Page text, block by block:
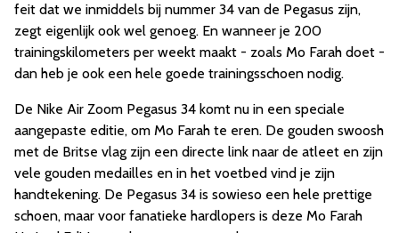
feit dat we inmiddels bij nummer 34 van de Pegasus zijn,
zegt eigenlijk ook wel genoeg. En wanneer je 200
trainingskilometers per weekt maakt - zoals Mo Farah doet -
dan heb je ook een hele goede trainingsschoen nodig.
De Nike Air Zoom Pegasus 34 komt nu in een speciale
aangepaste editie, om Mo Farah te eren. De gouden swoosh
met de Britse vlag zijn een directe link naar de atleet en zijn
vele gouden medailles en in het voetbed vind je zijn
handtekening. De Pegasus 34 is sowieso een hele prettige
schoen, maar voor fanatieke hardlopers is deze Mo Farah